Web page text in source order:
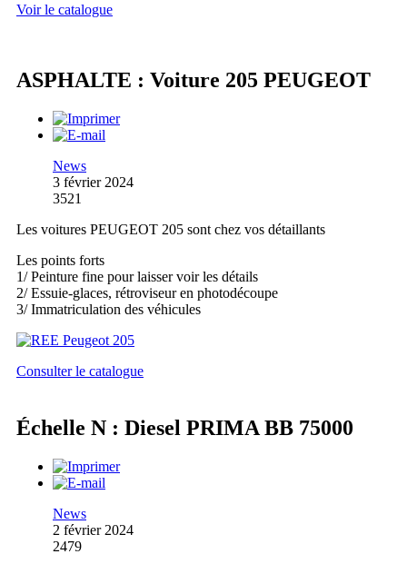
Voir le catalogue
ASPHALTE : Voiture 205 PEUGEOT
News
3 février 2024
3521
Les voitures PEUGEOT 205 sont chez vos détaillants
Les points forts
1/ Peinture fine pour laisser voir les détails
2/ Essuie-glaces, rétroviseur en photodécoupe
3/ Immatriculation des véhicules
Consulter le catalogue
Échelle N : Diesel PRIMA BB 75000
News
2 février 2024
2479